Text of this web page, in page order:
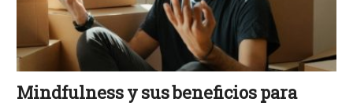
Mindfulness y sus beneficios para